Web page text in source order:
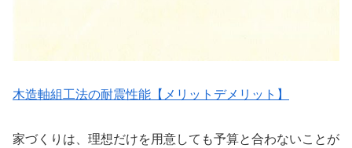
木造軸組工法の耐震性能【メリットデメリット】
家づくりは、理想だけを用意しても予算と合わないことが